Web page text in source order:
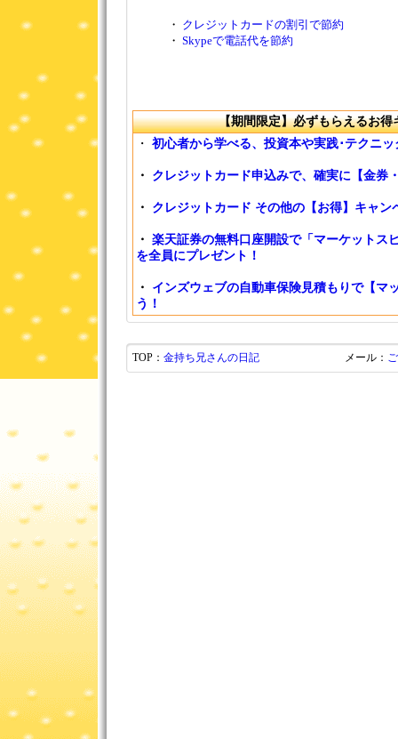
・ クレジットカードの割引で節約
・ Skypeで電話代を節約
【期間限定】必ずもらえるお得
・ 初心者から学べる、投資本や実践･テクニ
・ クレジットカード申込みで、確実に【金券
・ クレジットカード その他の【お得】キャン
・ 楽天証券の無料口座開設で「マーケットス
を全員にプレゼント！
・ インズウェブの自動車保険見積もりで【マ
う！
TOP： 金持ち兄さんの日記 メール：